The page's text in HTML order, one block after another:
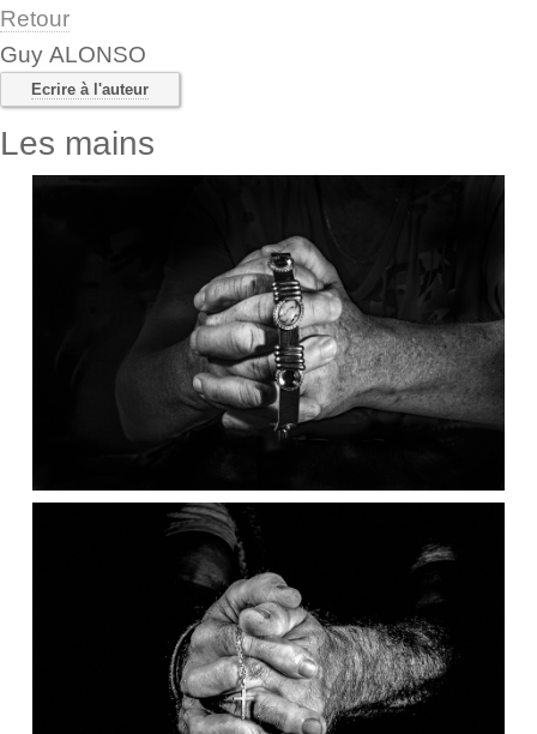
Retour
Guy ALONSO
Ecrire à l'auteur
Les mains